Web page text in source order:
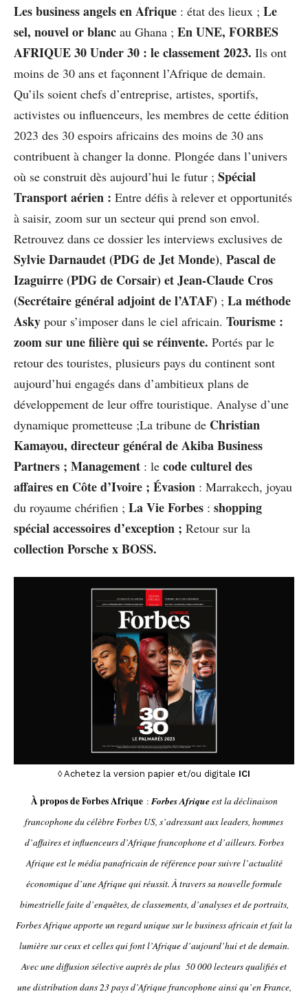
Les business angels en Afrique : état des lieux ; Le
sel, nouvel or blanc au Ghana ; En UNE, FORBES
AFRIQUE 30 Under 30 : le classement 2023. Ils ont
moins de 30 ans et façonnent l’Afrique de demain.
Qu’ils soient chefs d’entreprise, artistes, sportifs,
activistes ou influenceurs, les membres de cette édition
2023 des 30 espoirs africains des moins de 30 ans
contribuent à changer la donne. Plongée dans l’univers
où se construit dès aujourd’hui le futur ; Spécial
Transport aérien : Entre défis à relever et opportunités
à saisir, zoom sur un secteur qui prend son envol.
Retrouvez dans ce dossier les interviews exclusives de
Sylvie Darnaudet (PDG de Jet Monde), Pascal de
Izaguirre (PDG de Corsair) et Jean-Claude Cros
(Secrétaire général adjoint de l’ATAF) ; La méthode
Asky pour s’imposer dans le ciel africain. Tourisme :
zoom sur une filière qui se réinvente. Portés par le
retour des touristes, plusieurs pays du continent sont
aujourd’hui engagés dans d’ambitieux plans de
développement de leur offre touristique. Analyse d’une
dynamique prometteuse ;La tribune de Christian
Kamayou, directeur général de Akiba Business
Partners ; Management : le code culturel des
affaires en Côte d’Ivoire ; Évasion : Marrakech, joyau
du royaume chérifien ; La Vie Forbes : shopping
spécial accessoires d’exception ; Retour sur la
collection Porsche x BOSS.
◊ Achetez la version papier et/ou digitale ICI
À propos de Forbes Afrique : Forbes Afriqueest la déclinaison
francophone du célèbre Forbes US, s’adressant aux leaders, hommes
d’affaires et influenceurs d’Afrique francophone et d’ailleurs. Forbes
Afrique est le média panafricain de référence pour suivre l’actualité
économique d’une Afrique qui réussit. À travers sa nouvelle formule
bimestrielle faite d’enquêtes, de classements, d’analyses et de portraits,
Forbes Afrique apporte un regard unique sur le business africain et fait la
lumière sur ceux et celles qui font l’Afrique d’aujourd’hui et de demain.
Avec une diffusion sélective auprès de plus 50 000 lecteurs qualifiés et
une distribution dans 23 pays d’Afrique francophone ainsi qu’en France,